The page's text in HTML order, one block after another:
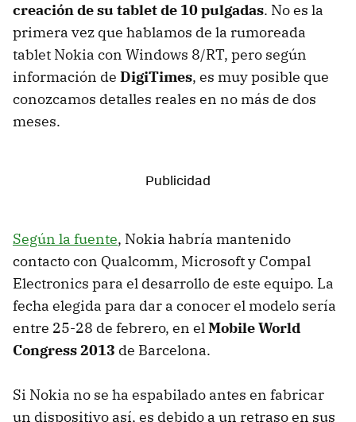
creación de su tablet de 10 pulgadas. No es la
primera vez que hablamos de la rumoreada
tablet Nokia con Windows 8/RT, pero según
información de DigiTimes, es muy posible que
conozcamos detalles reales en no más de dos
meses.
Según la fuente, Nokia habría mantenido
contacto con Qualcomm, Microsoft y Compal
Electronics para el desarrollo de este equipo. La
fecha elegida para dar a conocer el modelo sería
entre 25-28 de febrero, en elMobile World
Congress 2013 de Barcelona.
Si Nokia no se ha espabilado antes en fabricar
un dispositivo así, es debido a un retraso en sus